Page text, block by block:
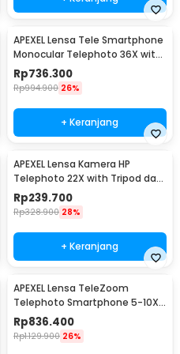
APEXEL Lensa Tele Smartphone
Monocular Telephoto 36X with
Tripod - APL-36XCR50
Rp736.300
Rp994.900 26%
+ Keranjang
APEXEL Lensa Kamera HP
Telephoto 22X with Tripod dan
Universal Klip - APL-22XZJ
Rp239.700
Rp328.900 28%
+ Keranjang
APEXEL Lensa TeleZoom
Telephoto Smartphone 5-10X
Clip On - APL-TM5-10X
Rp836.400
Rp1.129.900 26%